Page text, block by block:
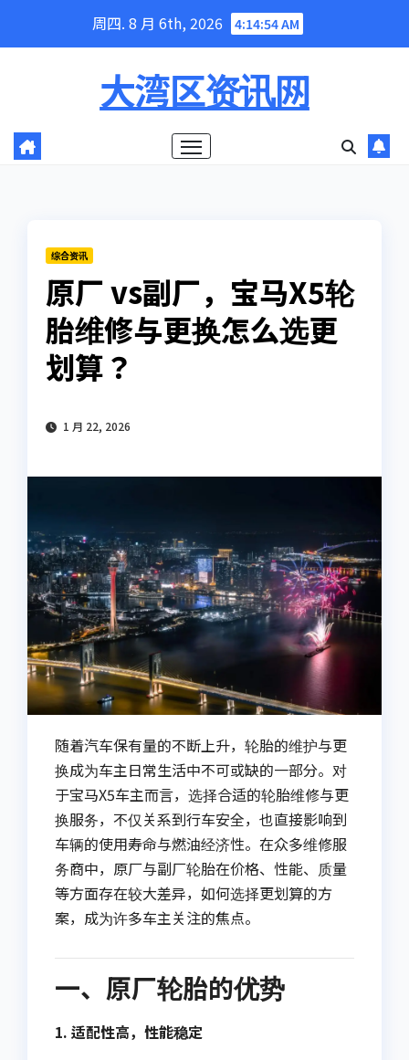
周四. 8 月 6th, 2026 4:14:55 AM
大湾区资讯网
综合资讯
原厂 vs副厂，宝马X5轮
胎维修与更换怎么选更
划算？
1 月 22, 2026
随着汽车保有量的不断上升，轮胎的维护与更
换成为车主日常生活中不可或缺的一部分。对
于宝马X5车主而言，选择合适的轮胎维修与更
换服务，不仅关系到行车安全，也直接影响到
车辆的使用寿命与燃油经济性。在众多维修服
务商中，原厂与副厂轮胎在价格、性能、质量
等方面存在较大差异，如何选择更划算的方
案，成为许多车主关注的焦点。
一、原厂轮胎的优势
1. 适配性高，性能稳定